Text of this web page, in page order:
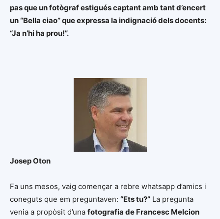
pas que un fotògraf estigués captant amb tant d’encert
un “Bella ciao” que expressa la indignació dels docents:
“Ja n’hi ha prou!”.
Josep Oton
Fa uns mesos, vaig començar a rebre whatsapp d’amics i
coneguts que em preguntaven: “Ets tu?” La pregunta
venia a propòsit d’una fotografia de Francesc Melcion